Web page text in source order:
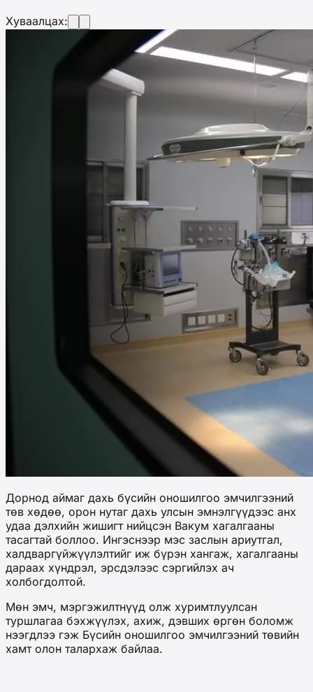
Хуваалцах:
Дорнод аймаг дахь бүсийн оношилгоо эмчилгээний
төв хөдөө, орон нутаг дахь улсын эмнэлгүүдээс анх
удаа дэлхийн жишигт нийцсэн Вакум хагалгааны
тасагтай боллоо. Ингэснээр мэс заслын ариутгал,
халдваргүйжүүлэлтийг иж бүрэн хангаж, хагалгааны
дараах хүндрэл, эрсдэлээс сэргийлэх ач
холбогдолтой.
Мөн эмч, мэргэжилтнүүд олж хуримтлуулсан
туршлагаа бэхжүүлэх, ахиж, дэвших өргөн боломж
нээгдлээ гэж Бүсийн оношилгоо эмчилгээний төвийн
хамт олон талархаж байлаа.